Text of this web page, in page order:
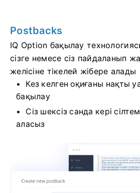
Postbacks
IQ Option бақылау
сізге немесе сіз пайдаланып
желісіне тікелей жібере алады
Кез келген оқиғаны нақты
бақылау
Сіз шексіз санда кері
аласыз